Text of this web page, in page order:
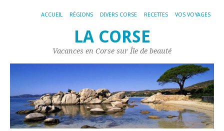
ACCUEIL RÉGIONS DIVERS CORSE RECETTES VOS VOYAGES
LA CORSE
Vacances en Corse sur Île de beauté